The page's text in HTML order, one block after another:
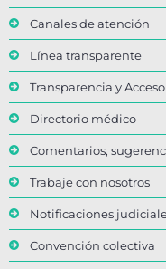
Canales de atención
Línea transparente
Transparencia y
Directorio médico
Comentarios,
Trabaje con nosotros
Notificaciones
Convención colectiva